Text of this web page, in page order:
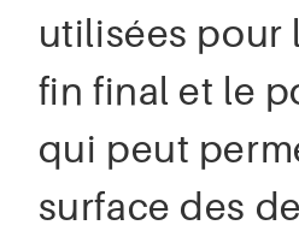
utilisées pour
fin final et le
qui peut
surface des